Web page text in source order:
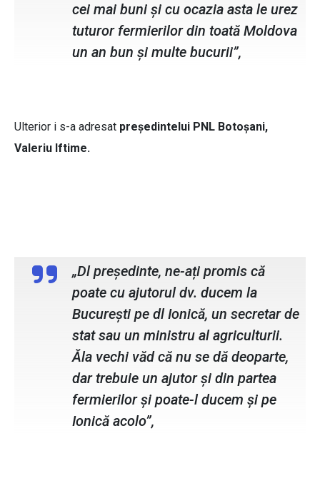
cei mai buni și cu ocazia asta le urez
tuturor fermierilor din toată Moldova
un an bun și multe bucurii”,
Ulterior i s-a adresat președintelui PNL Botoșani,
Valeriu Iftime.
„Dl președinte, ne-ați promis că
poate cu ajutorul dv. ducem la
București pe dl Ionică, un secretar de
stat sau un ministru al agriculturii.
Ăla vechi văd că nu se dă deoparte,
dar trebuie un ajutor și din partea
fermierilor și poate-l ducem și pe
Ionică acolo”,